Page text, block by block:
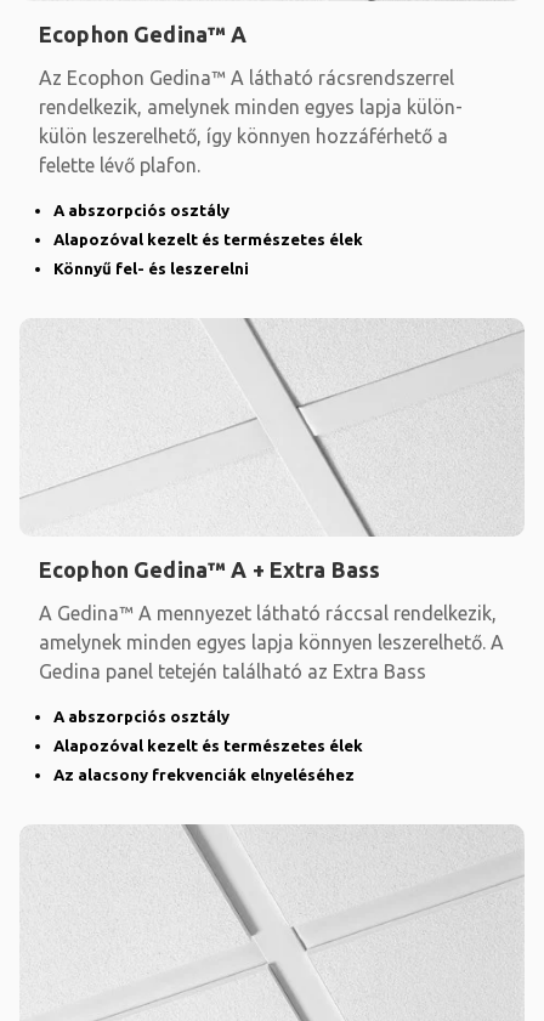
Ecophon Gedina™ A
Az Ecophon Gedina™ A látható rácsrendszerrel
rendelkezik, amelynek minden egyes lapja külön-
külön leszerelhető, így könnyen hozzáférhető a
felette lévő plafon.
A abszorpciós osztály
Alapozóval kezelt és természetes élek
Könnyű fel- és leszerelni
Ecophon Gedina™ A + Extra Bass
A Gedina™ A mennyezet látható ráccsal rendelkezik,
amelynek minden egyes lapja könnyen leszerelhető. A
Gedina panel tetején található az Extra Bass
A abszorpciós osztály
Alapozóval kezelt és természetes élek
Az alacsony frekvenciák elnyeléséhez